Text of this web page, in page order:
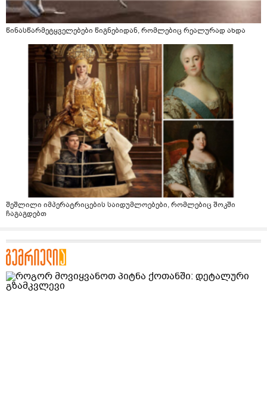
წინასწარმეტყველებები წიგნებიდან, რომლებიც რეალურად ახდა
შეშლილი იმპერატრიცების საიდუმლოებები, რომლებიც შოკში
ჩაგაგდებთ